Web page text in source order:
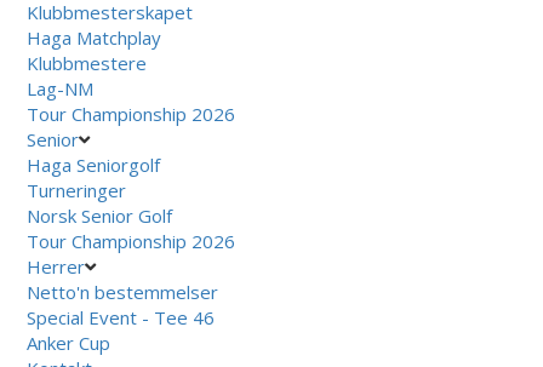
Klubbmesterskapet
Haga Matchplay
Klubbmestere
Lag-NM
Tour Championship 2026
Senior
Haga Seniorgolf
Turneringer
Norsk Senior Golf
Tour Championship 2026
Herrer
Netto'n bestemmelser
Special Event - Tee 46
Anker Cup